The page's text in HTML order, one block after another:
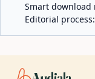
Smart download
Editorial process: